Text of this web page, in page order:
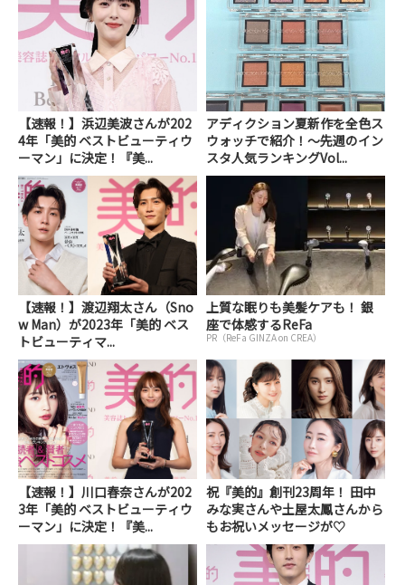
【速報！】浜辺美波さんが202
4年「美的 ベストビューティウ
ーマン」に決定！『美...
アディクション夏新作を全色ス
ウォッチで紹介！～先週のイン
スタ人気ランキングVol...
【速報！】渡辺翔太さん（Sno
w Man）が2023年「美的 ベス
トビューティマ...
上質な眠りも美髪ケアも！ 銀
座で体感するReFa
PR（ReFa GINZA on CREA）
【速報！】川口春奈さんが202
3年「美的 ベストビューティウ
ーマン」に決定！『美...
祝『美的』創刊23周年！ 田中
みな実さんや土屋太鳳さんから
もお祝いメッセージが♡